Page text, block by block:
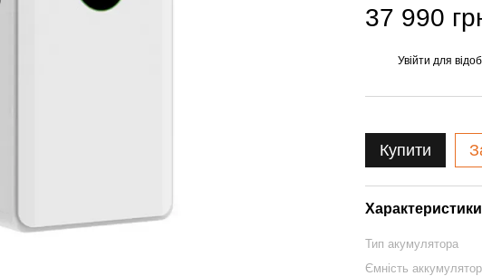
37 990
Увійти для
Купити
Характеристики
Тип акумулятора
Ємність